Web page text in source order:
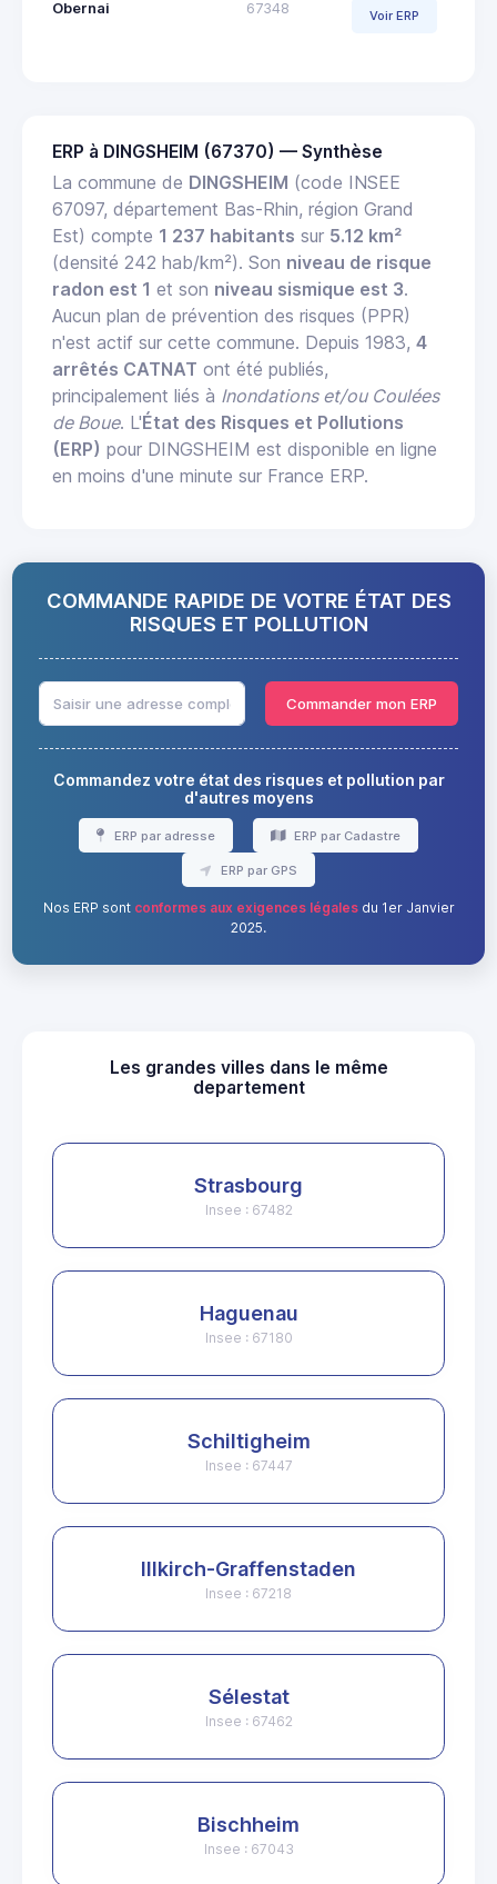
Obernai 67348 Voir ERP
ERP à DINGSHEIM (67370) — Synthèse
La commune de DINGSHEIM (code INSEE
67097, département Bas-Rhin, région Grand
Est) compte 1 237 habitants sur 5.12 km²
(densité 242 hab/km²). Son niveau de risque
radon est 1 et son niveau sismique est 3.
Aucun plan de prévention des risques (PPR)
n'est actif sur cette commune. Depuis 1983, 4
arrêtés CATNAT ont été publiés,
principalement liés à Inondations et/ou Coulées
de Boue. L'État des Risques et Pollutions
(ERP) pour DINGSHEIM est disponible en ligne
en moins d'une minute sur France ERP.
COMMANDE RAPIDE DE VOTRE ÉTAT DES
RISQUES ET POLLUTION
Commander mon ERP
Commandez votre état des risques et pollution par
d'autres moyens
ERP par adresse ERP par Cadastre
ERP par GPS
Nos ERP sont conformes aux exigences légalesdu 1er Janvier
2025.
Les grandes villes dans le même
departement
Strasbourg
Insee : 67482
Haguenau
Insee : 67180
Schiltigheim
Insee : 67447
Illkirch-Graffenstaden
Insee : 67218
Sélestat
Insee : 67462
Bischheim
Insee : 67043